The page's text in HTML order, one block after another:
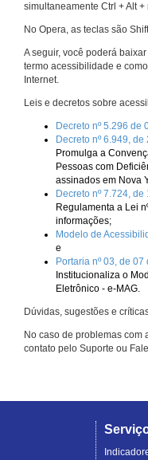
simultaneamente Ctrl + Alt +
No Opera, as teclas são
A seguir, você poderá
termo acessibilidade e
Internet.
Leis e decretos sobre
Decreto nº 5.296 de
Decreto nº 6.949,
Promulga a
Pessoas com
assinados em Nova
Decreto nº 7.724,
Regulamenta a Lei
informações;
Modelo de
e
Portaria nº 03, de
Institucionaliza o
Eletrônico - e-MAG.
Dúvidas, sugestões e
No caso de problemas com
contato pelo Suporte ou